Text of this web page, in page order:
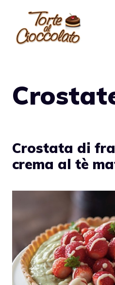
contenuto
Crostata di
crema al tè